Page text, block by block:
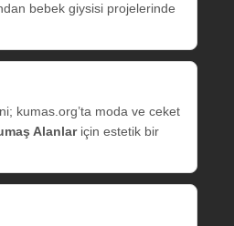
bebek giysisi projelerinde
kumas.org’ta moda ve ceket
Alanlariçin estetik bir